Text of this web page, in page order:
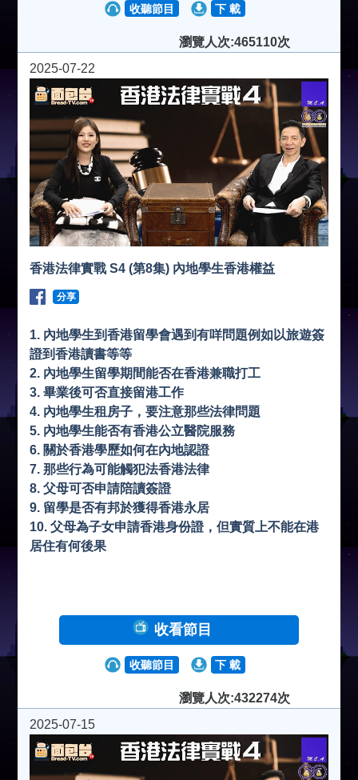
收聽節目 下 載
瀏覽人次:465110次
2025-07-22
香港法律實戰 S4 (第8集) 內地學生香港權益
分享
1. 內地學生到香港留學會遇到有咩問題例如以旅遊簽
證到香港讀書等等
2. 內地學生留學期間能否在香港兼職打工
3. 畢業後可否直接留港工作
4. 內地學生租房子，要注意那些法律問題
5. 內地學生能否有香港公立醫院服務
6. 關於香港學歷如何在內地認證
7. 那些行為可能觸犯法香港法律
8. 父母可否申請陪讀簽證
9. 留學是否有邦於獲得香港永居
10. 父母為子女申請香港身份證，但實質上不能在港
居住有何後果
收看節目
收聽節目 下 載
瀏覽人次:432274次
2025-07-15